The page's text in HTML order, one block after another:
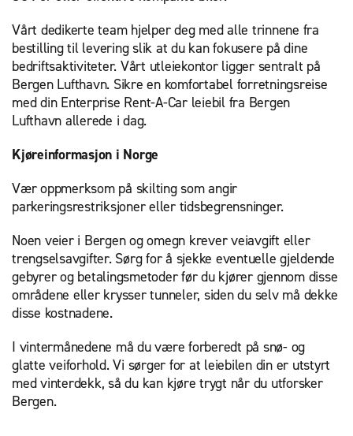
Vårt dedikerte team hjelper deg med alle trinnene fra
bestilling til levering slik at du kan fokusere på dine
bedriftsaktiviteter. Vårt utleiekontor ligger sentralt på
Bergen Lufthavn. Sikre en komfortabel forretningsreise
med din Enterprise Rent-A-Car leiebil fra Bergen
Lufthavn allerede i dag.
Kjøreinformasjon i Norge
Vær oppmerksom på skilting som angir
parkeringsrestriksjoner eller tidsbegrensninger.
Noen veier i Bergen og omegn krever veiavgift eller
trengselsavgifter. Sørg for å sjekke eventuelle gjeldende
gebyrer og betalingsmetoder før du kjører gjennom disse
områdene eller krysser tunneler, siden du selv må dekke
disse kostnadene.
I vintermånedene må du være forberedt på snø- og
glatte veiforhold. Vi sørger for at leiebilen din er utstyrt
med vinterdekk, så du kan kjøre trygt når du utforsker
Bergen.